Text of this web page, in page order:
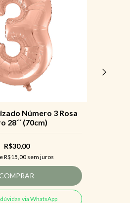
Número 3 Rosa
28´´ (70cm)
R$30,00
R$15,00 sem juros
via WhatsApp